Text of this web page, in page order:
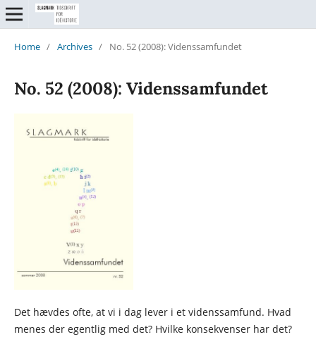
Home / Archives / No. 52 (2008): Videnssamfundet
No. 52 (2008): Videnssamfundet
Det hævdes ofte, at vi i dag lever i et videnssamfund. Hvad
menes der egentlig med det? Hvilke konsekvenser har det?